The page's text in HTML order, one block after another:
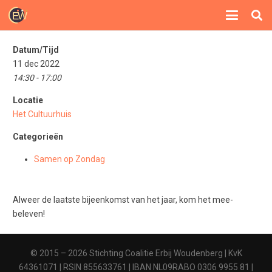
Datum/Tijd
11 dec 2022
14:30 - 17:00
Locatie
Het Cultuurhuis
Categorieën
Samen op Zondag
Alweer de laatste bijeenkomst van het jaar, kom het mee-
beleven!
© 2015 – 2026 Stichting Coalitie Erbij Woudenberg | KvK
64361071 | RSIN 855633761 | IBAN NL09RABO 0306 9955 81 |